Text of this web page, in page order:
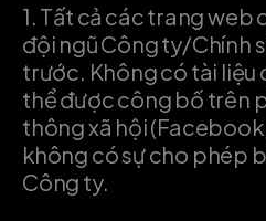
1. Tất cả các trang web
đội ngũ Công ty/Chính
trước. Không có tài liệu
thể được công bố trên
thông xã hội
không có sự cho phép
Công ty.